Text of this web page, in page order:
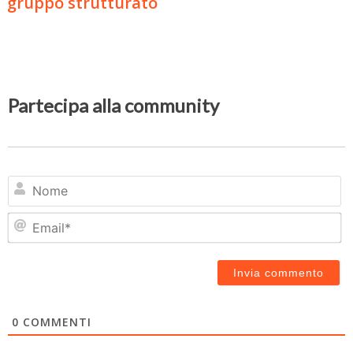
Partecipa alla community
0 COMMENTI